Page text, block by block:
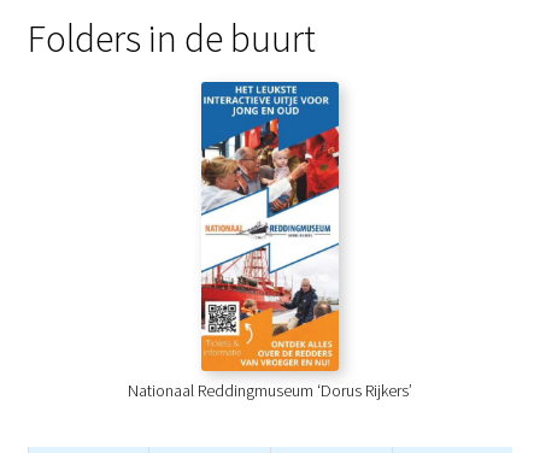
Folders in de buurt
Nationaal Reddingmuseum ‘Dorus Rijkers’